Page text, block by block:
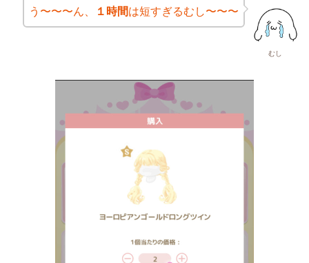
むし
う〜〜〜ん、 １時間は短すぎるむし〜〜〜